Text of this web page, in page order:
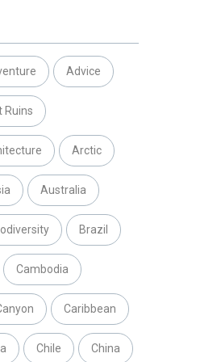
Advice
Ruins
Arctic
Australia
Brazil
Cambodia
Caribbean
Chile China